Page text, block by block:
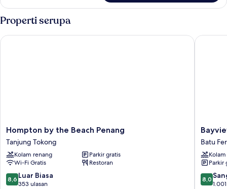
Kamar
Deluks,
pemandangan
laut
Properti serupa
Hompton
by
the
Beach
Penang
Tanjung
Tokong
Hompton by the Beach Penang
Tanjung Tokong
Kolam renang
Parkir gratis
Wi-Fi Gratis
Restoran
8.6
dari
8,6 Luar Biasa
353 ulasan
Hompton by the Beach Penang
Bayview
Beach
Resort
Penang
Batu
Batu
Parkir
8.0
dari
8,0
Bayview